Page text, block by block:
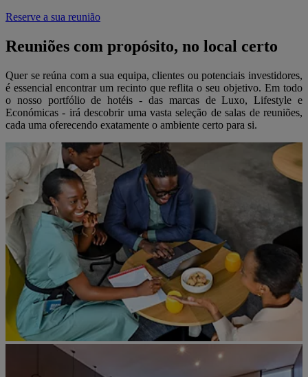
Reserve a sua reunião
Reuniões com propósito, no local certo
Quer se reúna com a sua equipa, clientes ou potenciais investidores,
é essencial encontrar um recinto que reflita o seu objetivo. Em todo
o nosso portfólio de hotéis - das marcas de Luxo, Lifestyle e
Económicas - irá descobrir uma vasta seleção de salas de reuniões,
cada uma oferecendo exatamente o ambiente certo para si.